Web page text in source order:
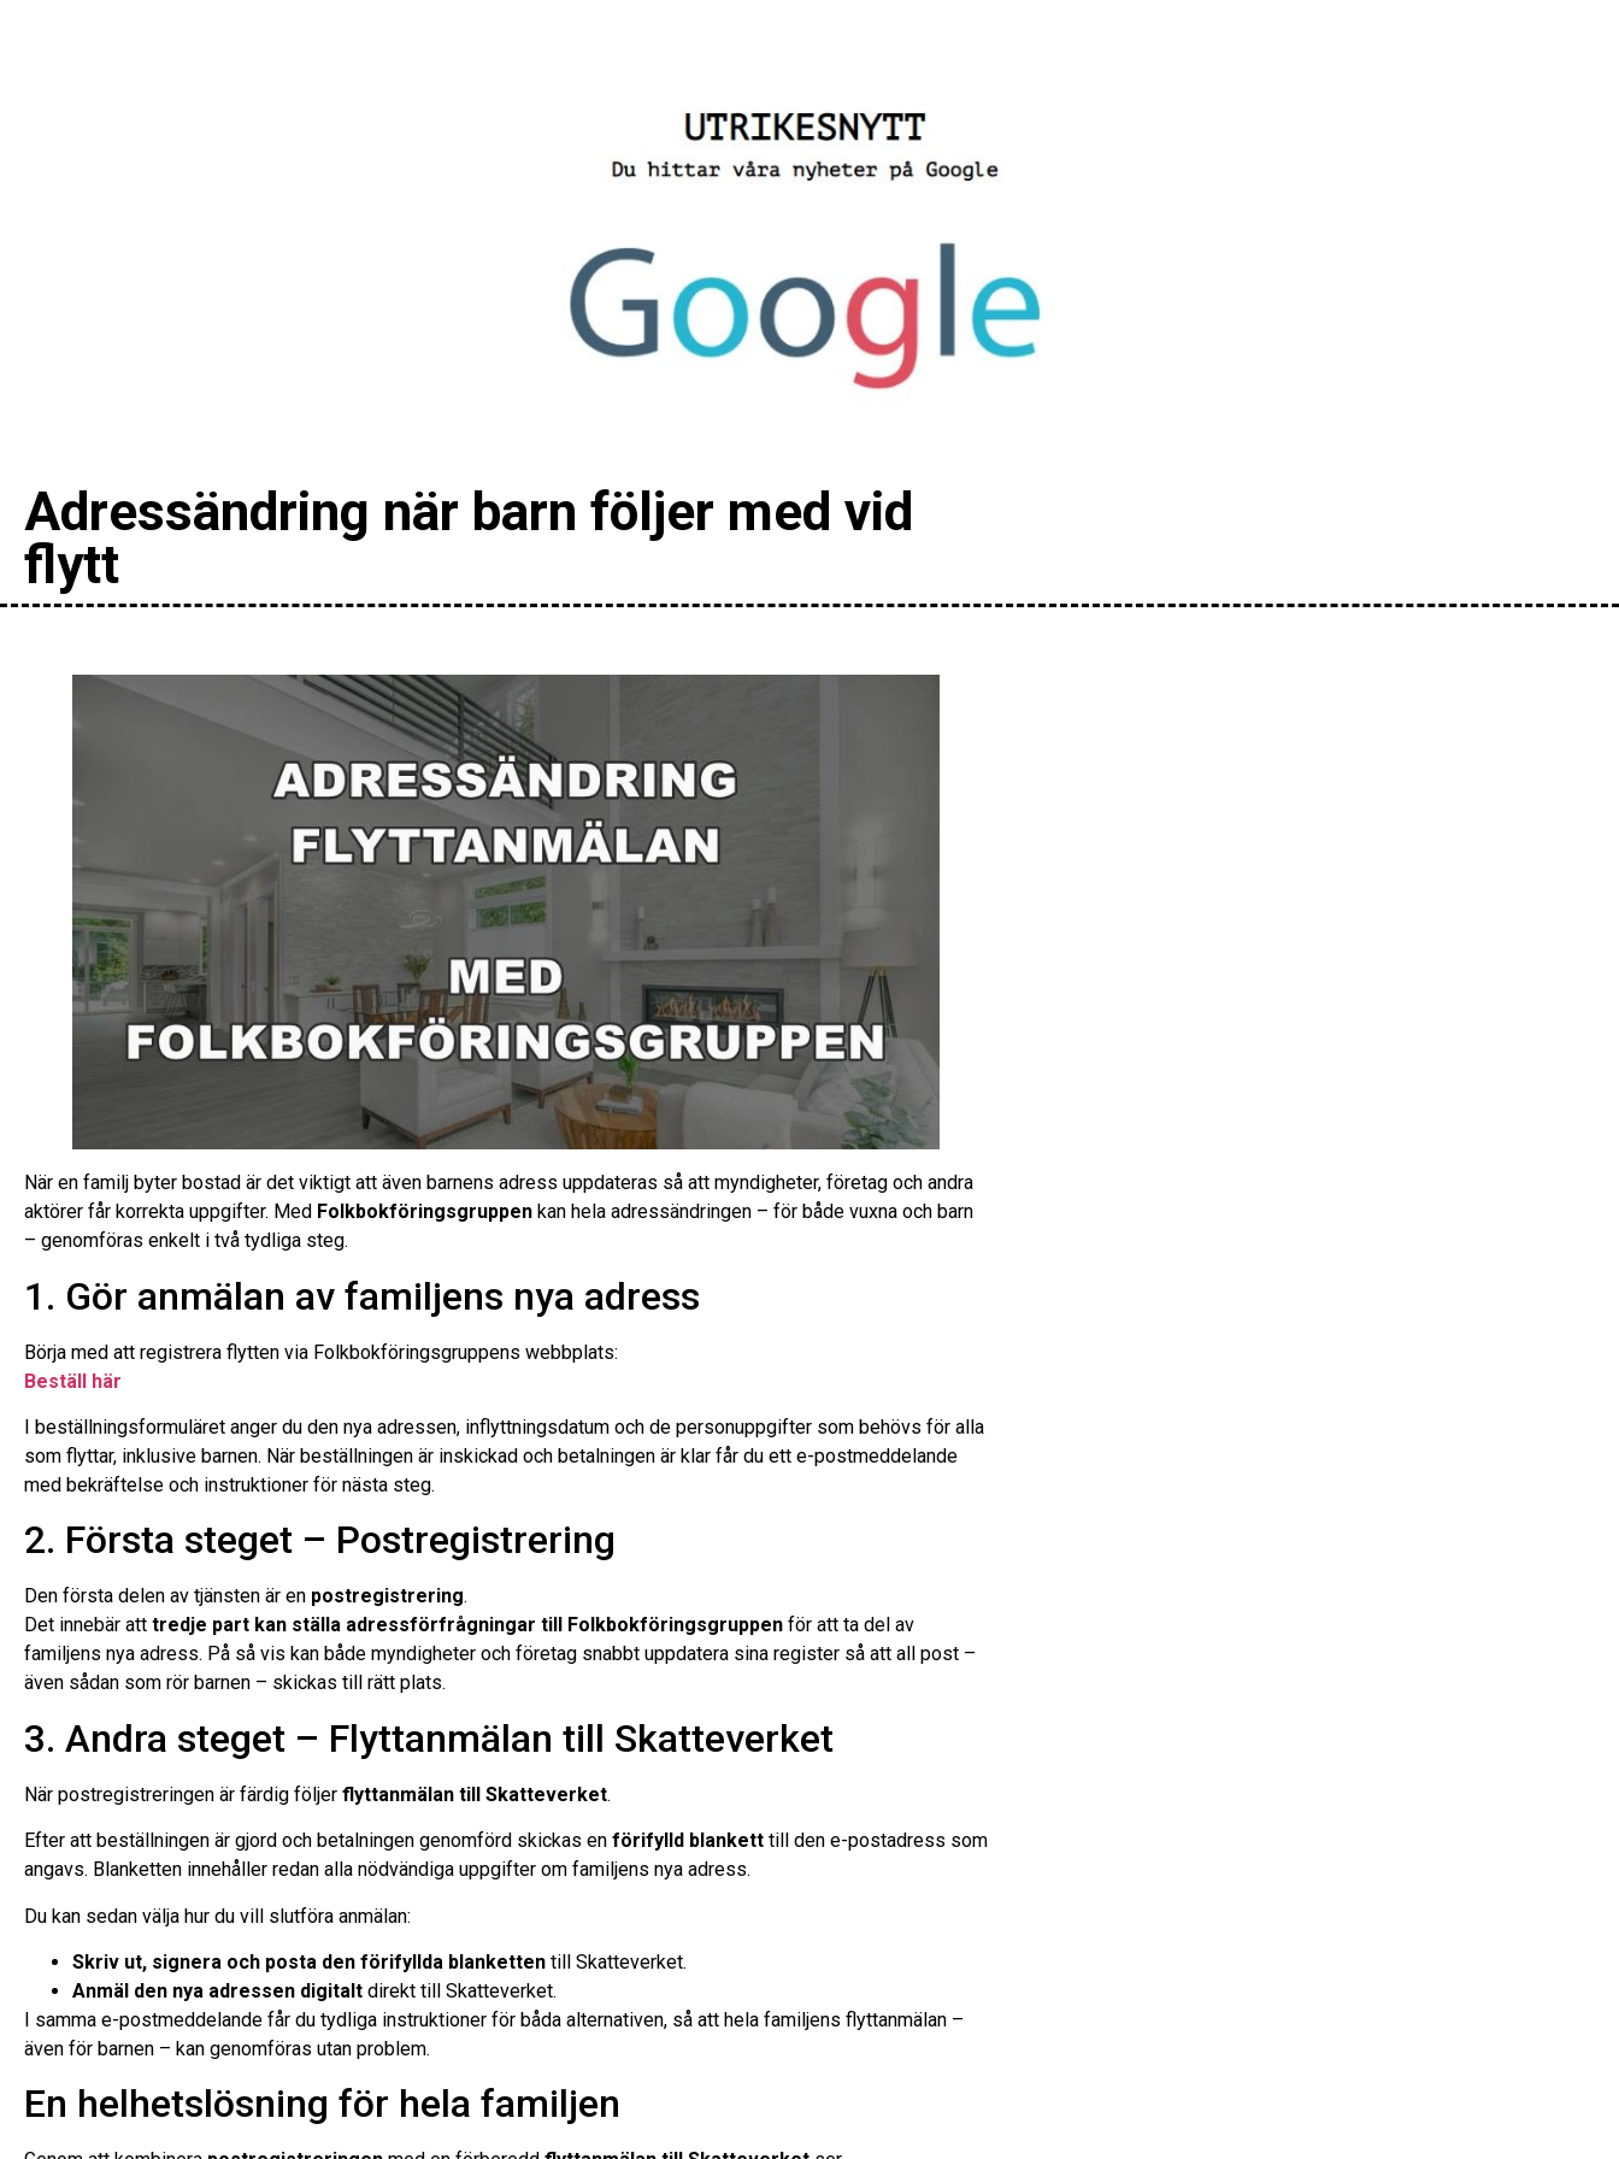
Adressändring när barn följer med vid
flytt
När en familj byter bostad är det viktigt att även barnens adress uppdateras så att myndigheter, företag och andra
aktörer får korrekta uppgifter. Med Folkbokföringsgruppen kan hela adressändringen – för både vuxna och barn
– genomföras enkelt i två tydliga steg.
1. Gör anmälan av familjens nya adress
Börja med att registrera flytten via Folkbokföringsgruppens webbplats:
Beställ här
I beställningsformuläret anger du den nya adressen, inflyttningsdatum och de personuppgifter som behövs för alla
som flyttar, inklusive barnen. När beställningen är inskickad och betalningen är klar får du ett e-postmeddelande
med bekräftelse och instruktioner för nästa steg.
2. Första steget – Postregistrering
Den första delen av tjänsten är en postregistrering.
Det innebär att tredje part kan ställa adressförfrågningar till Folkbokföringsgruppen för att ta del av
familjens nya adress. På så vis kan både myndigheter och företag snabbt uppdatera sina register så att all post –
även sådan som rör barnen – skickas till rätt plats.
3. Andra steget – Flyttanmälan till Skatteverket
När postregistreringen är färdig följer flyttanmälan till Skatteverket.
Efter att beställningen är gjord och betalningen genomförd skickas en förifylld blankett till den e-postadress som
angavs. Blanketten innehåller redan alla nödvändiga uppgifter om familjens nya adress.
Du kan sedan välja hur du vill slutföra anmälan:
Skriv ut, signera och posta den förifyllda blanketten till Skatteverket.
Anmäl den nya adressen digitalt direkt till Skatteverket.
I samma e-postmeddelande får du tydliga instruktioner för båda alternativen, så att hela familjens flyttanmälan –
även för barnen – kan genomföras utan problem.
En helhetslösning för hela familjen